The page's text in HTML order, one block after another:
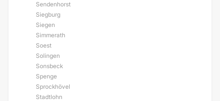
Sendenhorst
Siegburg
Siegen
Simmerath
Soest
Solingen
Sonsbeck
Spenge
Sprockhövel
Stadtlohn